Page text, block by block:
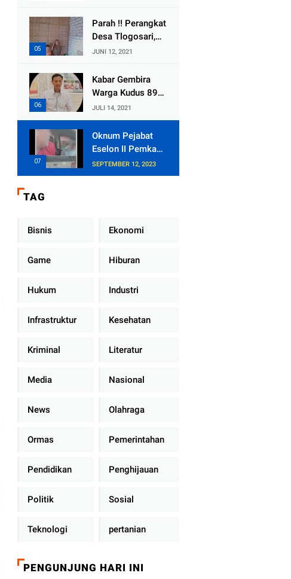
Selewengkan
Bantuan Mushola
Bersedia Bugil
Parah !! Perangkat
Desa Tlogosari,
Kecamatan
Embat Dana Bedah
Rumah dari
JUNI 12, 2021
Kabar Gembira
Warga Kudus 89
Persen RT di
Kudus Zona Hijau
JULI 14, 2021
Oknum Pejabat
Eselon II Pemkab
Lampung Utara
Asik Ngobrol
Dinas
SEPTEMBER 12, 2023
TAG
Bisnis Ekonomi
Game Hiburan
Hukum Industri
Infrastruktur Kesehatan
Kriminal Literatur
Media Nasional
News Olahraga
Ormas Pemerintahan
Pendidikan Penghijauan
Politik Sosial
Teknologi pertanian
PENGUNJUNG HARI INI